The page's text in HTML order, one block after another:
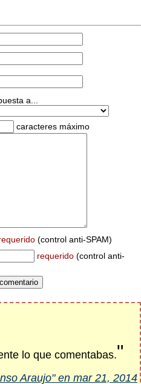
a...
caracteres máximo
(control anti-SPAM)
requerido (control anti-
lo que comentabas."
Araujo" en mar 21, 2014